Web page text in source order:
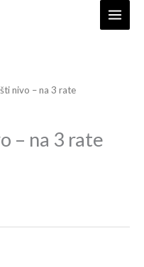
nivo – na 3 rate
– na 3 rate